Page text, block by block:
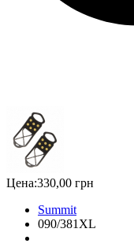
Цена:330,00 грн
Summit
090/381XL